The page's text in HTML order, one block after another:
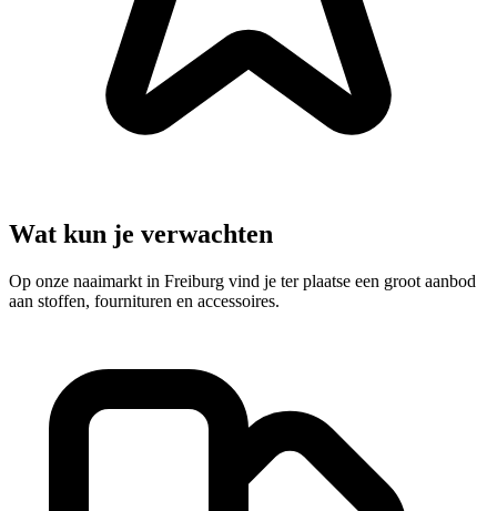
Wat kun je verwachten
Op onze naaimarkt in Freiburg vind je ter plaatse een groot aanbod
aan stoffen, fournituren en accessoires.